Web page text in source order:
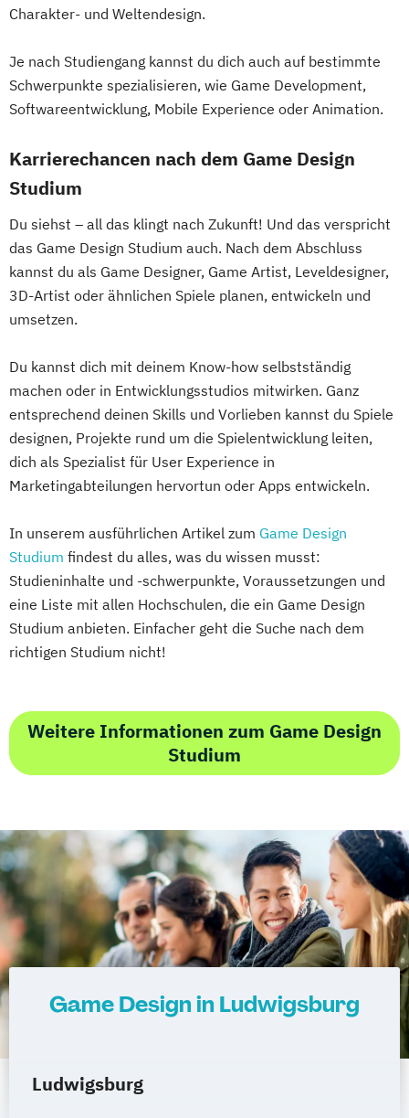
Charakter- und Weltendesign.
Je nach Studiengang kannst du dich auch auf bestimmte
Schwerpunkte spezialisieren, wie Game Development,
Softwareentwicklung, Mobile Experience oder Animation.
Karrierechancen nach dem Game Design
Studium
Du siehst – all das klingt nach Zukunft! Und das verspricht
das Game Design Studium auch. Nach dem Abschluss
kannst du als Game Designer, Game Artist, Leveldesigner,
3D-Artist oder ähnlichen Spiele planen, entwickeln und
umsetzen.
Du kannst dich mit deinem Know-how selbstständig
machen oder in Entwicklungsstudios mitwirken. Ganz
entsprechend deinen Skills und Vorlieben kannst du Spiele
designen, Projekte rund um die Spielentwicklung leiten,
dich als Spezialist für User Experience in
Marketingabteilungen hervortun oder Apps entwickeln.
In unserem ausführlichen Artikel zum Game Design
Studium findest du alles, was du wissen musst:
Studieninhalte und -schwerpunkte, Voraussetzungen und
eine Liste mit allen Hochschulen, die ein Game Design
Studium anbieten. Einfacher geht die Suche nach dem
richtigen Studium nicht!
Weitere Informationen zum Game Design
Studium
Game Design in Ludwigsburg
Ludwigsburg